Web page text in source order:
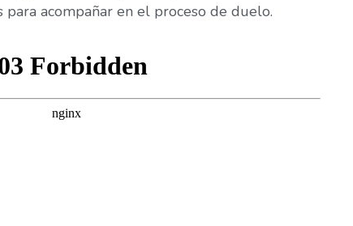
acompañar en el proceso de duelo.